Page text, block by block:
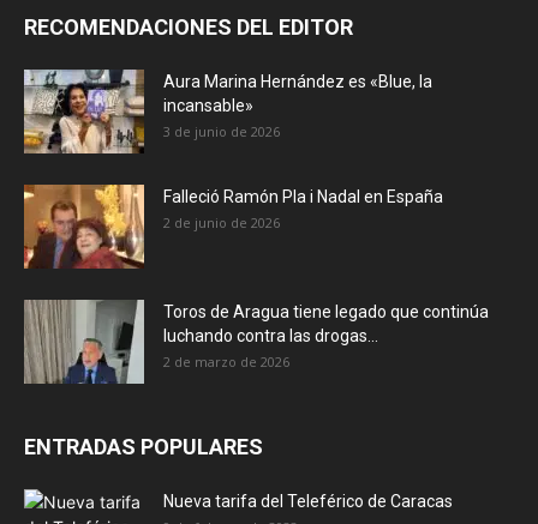
RECOMENDACIONES DEL EDITOR
Aura Marina Hernández es «Blue, la
incansable»
3 de junio de 2026
Falleció Ramón Pla i Nadal en España
2 de junio de 2026
Toros de Aragua tiene legado que continúa
luchando contra las drogas...
2 de marzo de 2026
ENTRADAS POPULARES
Nueva tarifa del Teleférico de Caracas